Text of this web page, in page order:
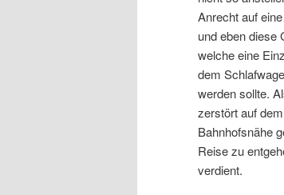
Anrecht auf
und eben diese
welche eine
dem
werden sollte.
zerstört auf
Bahnhofsnähe
Reise zu
verdient.